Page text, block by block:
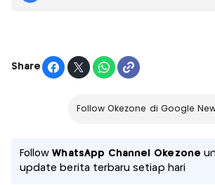
Share
Follow Okezone di Google
FollowWhatsApp Channel Okezone
update berita terbaru setiap hari